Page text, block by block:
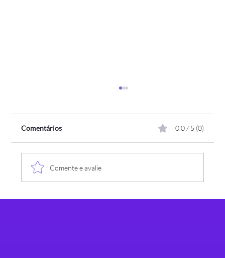
Comentários 0.0 / 5 (0)
Comente e avalie